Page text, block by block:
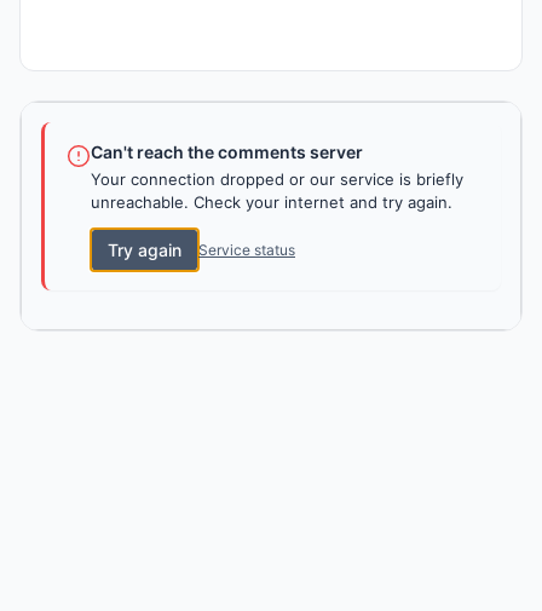
Can't reach the comments server
Your connection dropped or our service is briefly
unreachable. Check your internet and try again.
Try again Service status